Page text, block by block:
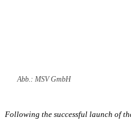
Abb.: MSV GmbH
Following the successful launch of